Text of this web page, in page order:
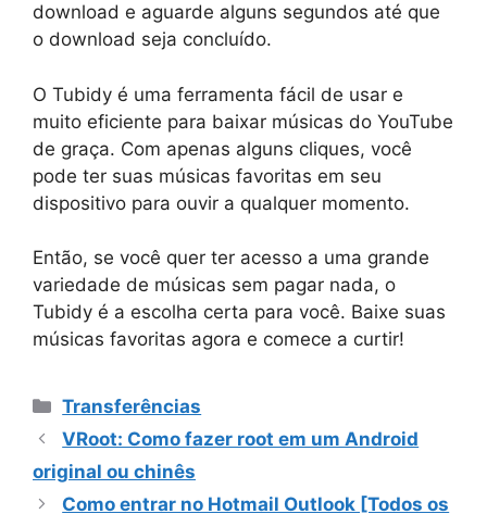
download e aguarde alguns segundos até que
o download seja concluído.
O Tubidy é uma ferramenta fácil de usar e
muito eficiente para baixar músicas do YouTube
de graça. Com apenas alguns cliques, você
pode ter suas músicas favoritas em seu
dispositivo para ouvir a qualquer momento.
Então, se você quer ter acesso a uma grande
variedade de músicas sem pagar nada, o
Tubidy é a escolha certa para você. Baixe suas
músicas favoritas agora e comece a curtir!
Categorias
Transferências
VRoot: Como fazer root em um Android
original ou chinês
Como entrar no Hotmail Outlook [Todos os